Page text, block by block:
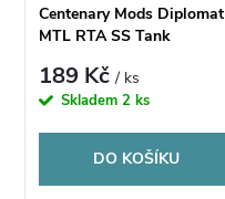
Centenary Mods Diplomat
MTL RTA SS Tank
189 Kč/ ks
Skladem2 ks
DO KOŠÍKU